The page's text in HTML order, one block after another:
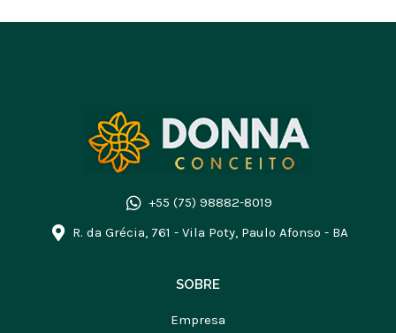
+55 (75) 98882-8019
R. da Grécia, 761 - Vila Poty, Paulo Afonso - BA
SOBRE
Empresa